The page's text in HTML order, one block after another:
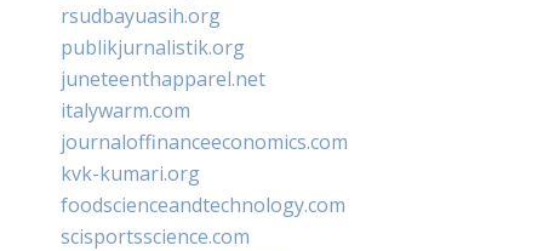
rsudbayuasih.org
publikjurnalistik.org
juneteenthapparel.net
italywarm.com
journaloffinanceeconomics.com
kvk-kumari.org
foodscienceandtechnology.com
scisportsscience.com